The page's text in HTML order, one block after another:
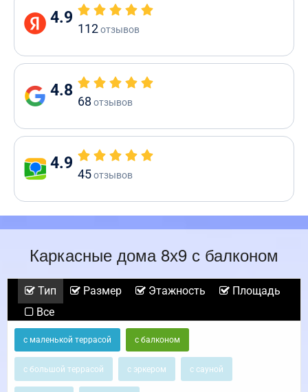
4.9
112отзывов
4.8
68 отзывов
4.9
45отзывов
Каркасные дома 8х9 с балконом
Тип Размер Этажность
Площадь
Все
с маленькой террасой с балконом
с большой террасой с эркером с сауной